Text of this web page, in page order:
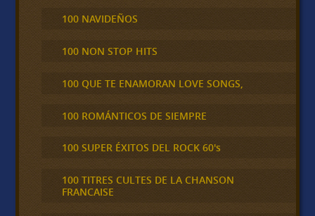
100 NAVIDEÑOS
100 NON STOP HITS
100 QUE TE ENAMORAN LOVE SONGS,
100 ROMÁNTICOS DE SIEMPRE
100 SUPER ÉXITOS DEL ROCK 60's
100 TITRES CULTES DE LA CHANSON
FRANCAISE